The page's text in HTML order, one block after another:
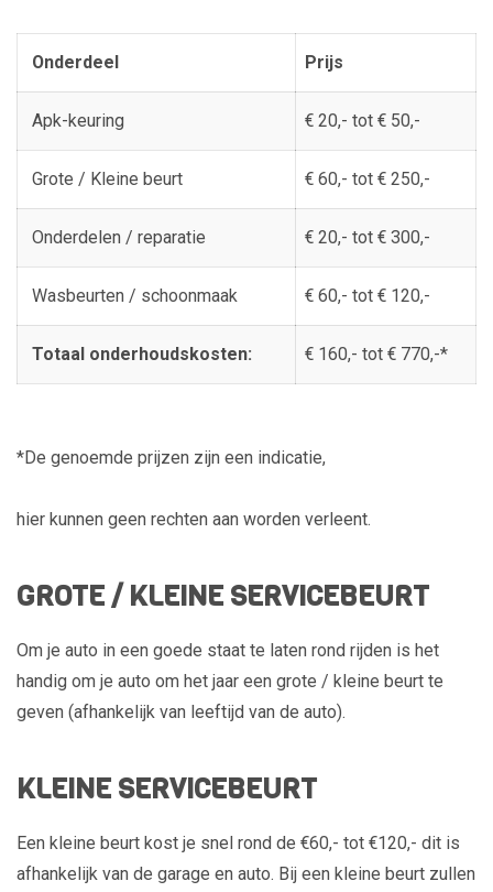
Onderdeel Prijs
Apk-keuring € 20,- tot € 50,-
Grote / Kleine beurt € 60,- tot € 250,-
Onderdelen / reparatie € 20,- tot € 300,-
Wasbeurten / schoonmaak € 60,- tot € 120,-
Totaal onderhoudskosten: € 160,- tot € 770,-*
*De genoemde prijzen zijn een indicatie,
hier kunnen geen rechten aan worden verleent.
GROTE / KLEINE SERVICEBEURT
Om je auto in een goede staat te laten rond rijden is het
handig om je auto om het jaar een grote / kleine beurt te
geven (afhankelijk van leeftijd van de auto).
KLEINE SERVICEBEURT
Een kleine beurt kost je snel rond de €60,- tot €120,- dit is
afhankelijk van de garage en auto. Bij een kleine beurt zullen